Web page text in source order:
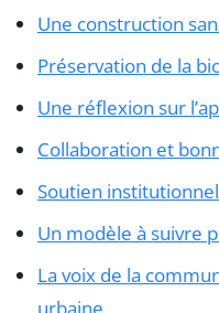
Une construction
Préservation de la
Une réflexion sur
Collaboration et
Soutien
Un modèle à suivre
La voix de la